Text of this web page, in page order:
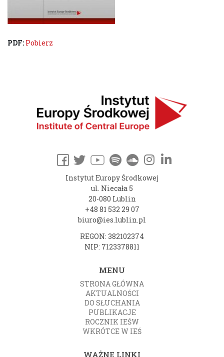
PDF: Pobierz
Instytut Europy Środkowej
ul. Niecała 5
20-080 Lublin
+48 81 532 29 07
biuro@ies.lublin.pl
REGON: 382102374
NIP: 7123378811
MENU
STRONA GŁÓWNA
AKTUALNOŚCI
DO SŁUCHANIA
PUBLIKACJE
ROCZNIK IEŚW
WKRÓTCE W IEŚ
WAŻNE LINKI